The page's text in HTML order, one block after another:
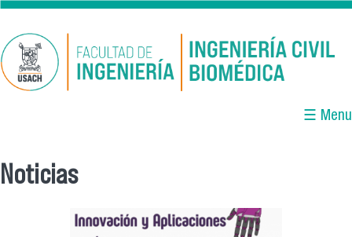
Pasar al contenido principal
☰ Menu
Noticias